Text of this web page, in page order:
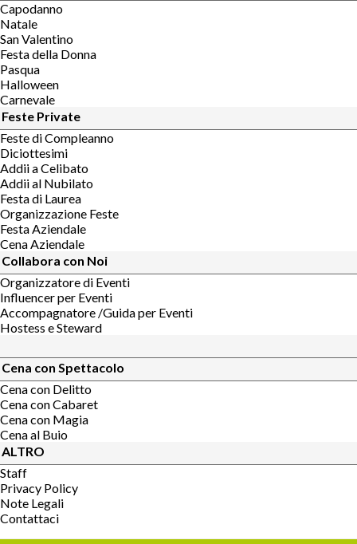
Capodanno
Natale
San Valentino
Festa della Donna
Pasqua
Halloween
Carnevale
Feste Private
Feste di Compleanno
Diciottesimi
Addii a Celibato
Addii al Nubilato
Festa di Laurea
Organizzazione Feste
Festa Aziendale
Cena Aziendale
Collabora con Noi
Organizzatore di Eventi
Influencer per Eventi
Accompagnatore /Guida per Eventi
Hostess e Steward
Cena con Spettacolo
Cena con Delitto
Cena con Cabaret
Cena con Magia
Cena al Buio
ALTRO
Staff
Privacy Policy
Note Legali
Contattaci